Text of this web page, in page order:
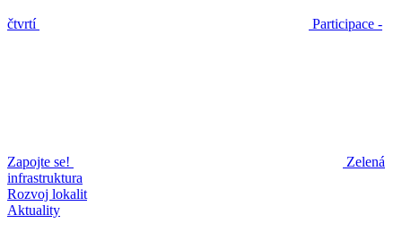
čtvrtí Participace -
Zapojte se!
Zelená
infrastruktura
Rozvoj lokalit
Aktuality